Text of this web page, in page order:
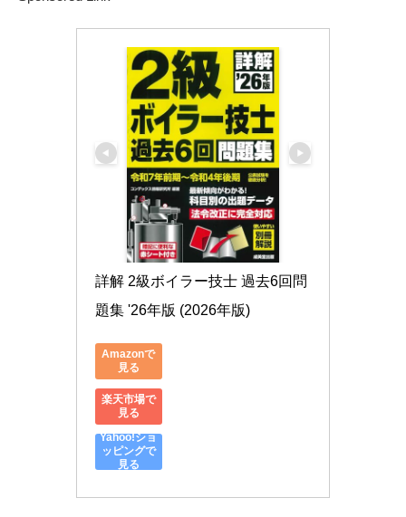
詳解 2級ボイラー技士 過去6回問
題集 '26年版 (2026年版)
Amazonで
見る
楽天市場で
見る
Yahoo!ショ
ッピングで
見る